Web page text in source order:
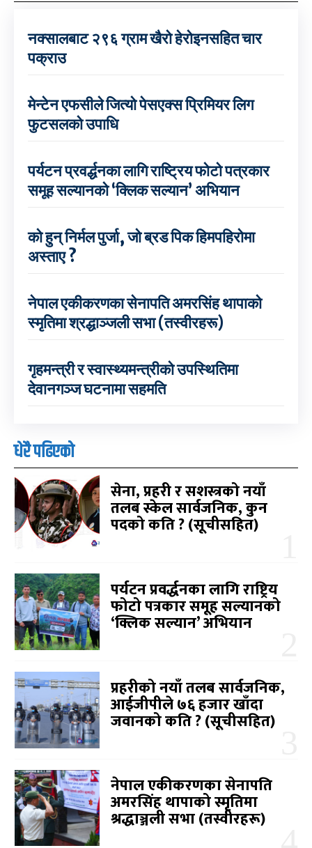
नक्सालबाट २९६ ग्राम खैरो हेरोइनसहित चार
पक्राउ
मेन्टेन एफसीले जित्यो पेसएक्स प्रिमियर लिग
फुटसलको उपाधि
पर्यटन प्रवर्द्धनका लागि राष्ट्रिय फोटो पत्रकार
समूह सल्यानको ‘क्लिक सल्यान’ अभियान
को हुन् निर्मल पुर्जा, जो ब्रड पिक हिमपहिरोमा
अस्ताए ?
नेपाल एकीकरणका सेनापति अमरसिंह थापाको
स्मृतिमा श्रद्धाञ्जली सभा (तस्वीरहरू)
गृहमन्त्री र स्वास्थ्यमन्त्रीको उपस्थितिमा
देवानगञ्ज घटनामा सहमति
धेरै पढिएको
सेना, प्रहरी र सशस्त्रको नयाँ
तलब स्केल सार्वजनिक, कुन
पदको कति ? (सूचीसहित)
पर्यटन प्रवर्द्धनका लागि राष्ट्रिय
फोटो पत्रकार समूह सल्यानको
‘क्लिक सल्यान’ अभियान
प्रहरीको नयाँ तलब सार्वजनिक,
आईजीपीले ७६ हजार खाँदा
जवानको कति ? (सूचीसहित)
नेपाल एकीकरणका सेनापति
अमरसिंह थापाको स्मृतिमा
श्रद्धाञ्जली सभा (तस्वीरहरू)